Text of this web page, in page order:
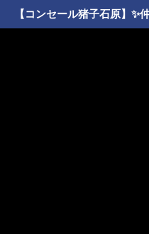
【コンセール猪子石原】✨️